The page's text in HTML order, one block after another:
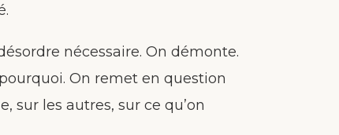
nécessaire. On démonte.
On remet en question
sur les autres, sur ce qu’on